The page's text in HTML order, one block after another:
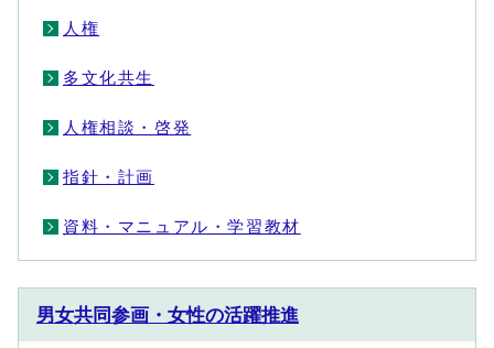
人権
多文化共生
人権相談・啓発
指針・計画
資料・マニュアル・学習教材
男女共同参画・女性の活躍推進